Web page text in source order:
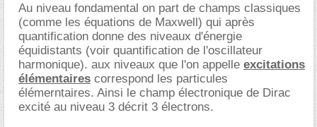
Au niveau fondamental on part de champs classiques
(comme les équations de Maxwell) qui après
quantification donne des niveaux d'énergie
équidistants (voir quantification de l'oscillateur
harmonique). aux niveaux que l'on appelle excitations
élémentaires correspond les particules
élémerntaires. Ainsi le champ électronique de Dirac
excité au niveau 3 décrit 3 électrons.